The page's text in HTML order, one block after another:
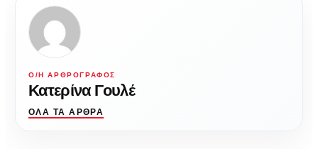
Ο/Η ΑΡΘΡΟΓΡΆΦΟΣ
Κατερίνα Γουλέ
ΌΛΑ ΤΑ ΆΡΘΡΑ